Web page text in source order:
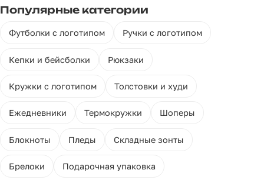
Популярные категории
Футболки с логотипом Ручки с логотипом
Кепки и бейсболки Рюкзаки
Кружки с логотипом Толстовки и худи
Ежедневники Термокружки Шоперы
Блокноты Пледы Складные зонты
Брелоки Подарочная упаковка